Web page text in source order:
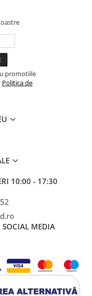
promotiile
Politica de
10:00 - 17:30
SOCIAL MEDIA